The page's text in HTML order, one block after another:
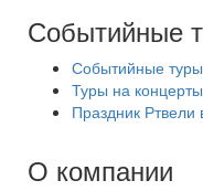
Событийные
Событийные
Туры на
Праздник Ртвели
О компании